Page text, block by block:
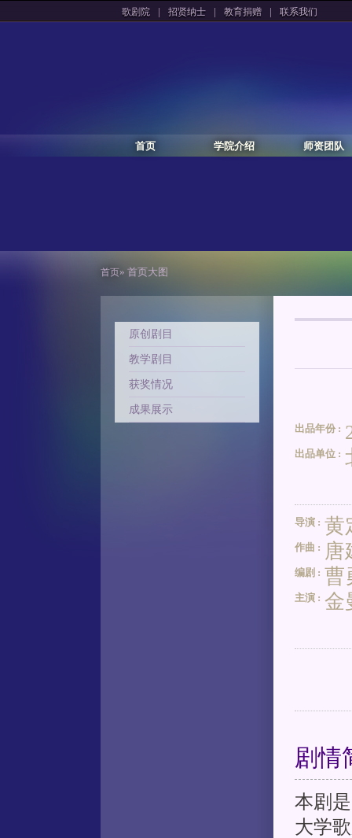
歌剧院 | 招贤纳士 | 教育捐赠 | 联系我们
首页 学院介绍 师资团队
首页» 首页大图
原创剧目
教学剧目
获奖情况
成果展示
出品年份 :
出品单位 :
导演 : 黄
作曲 : 唐
编剧 : 曹
主演 : 金
剧情
本剧
大学